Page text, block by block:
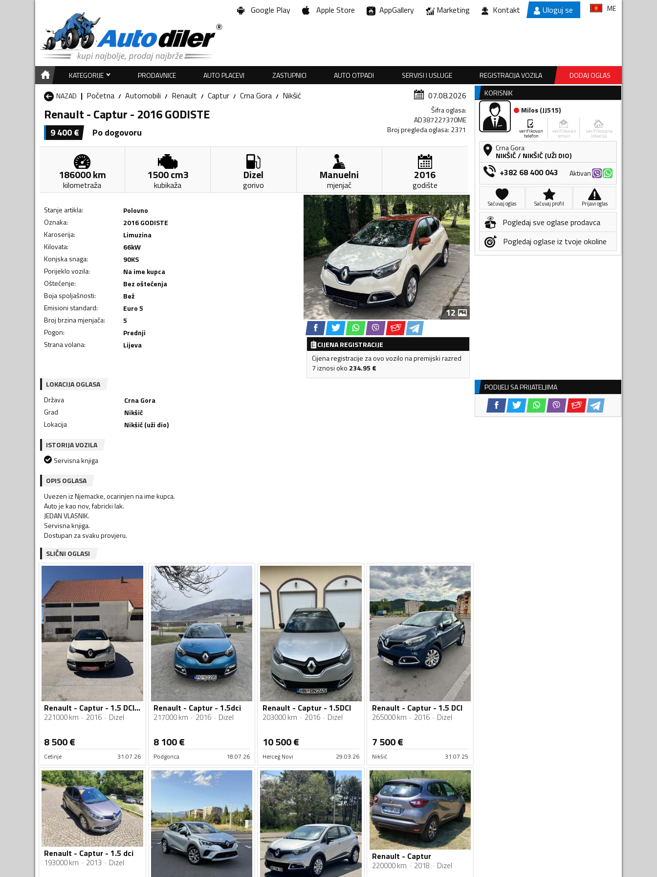
Google Play Apple Store AppGallery Marketing Kontakt Uloguj se ME
KATEGORIJE PRODAVNICE AUTO PLACEVI ZASTUPNICI AUTO OTPADI SERVISI I USLUGE REGISTRACIJA VOZILA
DODAJ OGLAS
NAZAD
Početna Automobili Renault Captur Crna Gora Nikšić 07.08.2026
Renault - Captur - 2016 GODISTE
9 400€ Po dogovoru
Šifra oglasa:
AD387227370ME
Broj pregleda oglasa: 2371
186000km
kilometraža
1500cm3
kubikaža
Dizel
gorivo
Manuelni
mjenjač
2016
godište
Stanje artikla:
Polovno
Oznaka:
2016 GODISTE
Karoserija:
Limuzina
Kilovata: 66kW
Konjska snaga: 90KS
Porijeklo vozila:
Na ime kupca
Oštećenje:
Bez oštećenja
Boja spoljašnosti:
Bež
Emisioni standard:
Euro 5
Broj brzina mjenjača:
5
Pogon:
Prednji
Strana volana: Lijeva
12
CIJENA REGISTRACIJE
Cijena registracije za ovo vozilo na premijski razred
7 iznosi oko 234.95 €
LOKACIJA OGLASA
Država
Crna Gora
Grad
Nikšić
Lokacija
Nikšić (uži dio)
ISTORIJA VOZILA
Servisna knjiga
OPIS OGLASA
Uvezen iz Njemacke, ocarinjen na ime kupca.
Auto je kao nov, fabricki lak.
JEDAN VLASNIK.
Servisna knjiga.
Dostupan za svaku provjeru.
SLIČNI OGLASI
Renault - Captur - 1.5 DCI 06.2016
221000 km 2016 Dizel
8 500€
Cetinje 31.07.26
Renault - Captur - 1.5dci
217000 km 2016 Dizel
8 100€
Podgorica 18.07.26
Renault - Captur - 1.5DCI
203000 km 2016 Dizel
10 500€
Herceg Novi 29.03.26
Renault - Captur - 1.5 DCI
265000 km 2016 Dizel
7 500€
Nikšić 31.07.25
Renault - Captur - 1.5 dci
193000 km 2013 Dizel
Renault - Captur
220000 km 2018 Dizel
KORISNIK
Milos(JJ515)
verifikovan
telefon
verifikovan
email
verifikovana
lokacija
Crna Gora
NIKŠIĆ/ NIKŠIĆ (UŽI DIO)
+382 68 400 043 Aktivan
Sačuvaj oglas Sačuvaj profil Prijavi oglas
Pogledaj sve oglase prodavca
Pogledaj oglase iz tvoje okoline
PODIJELI SA PRIJATELJIMA